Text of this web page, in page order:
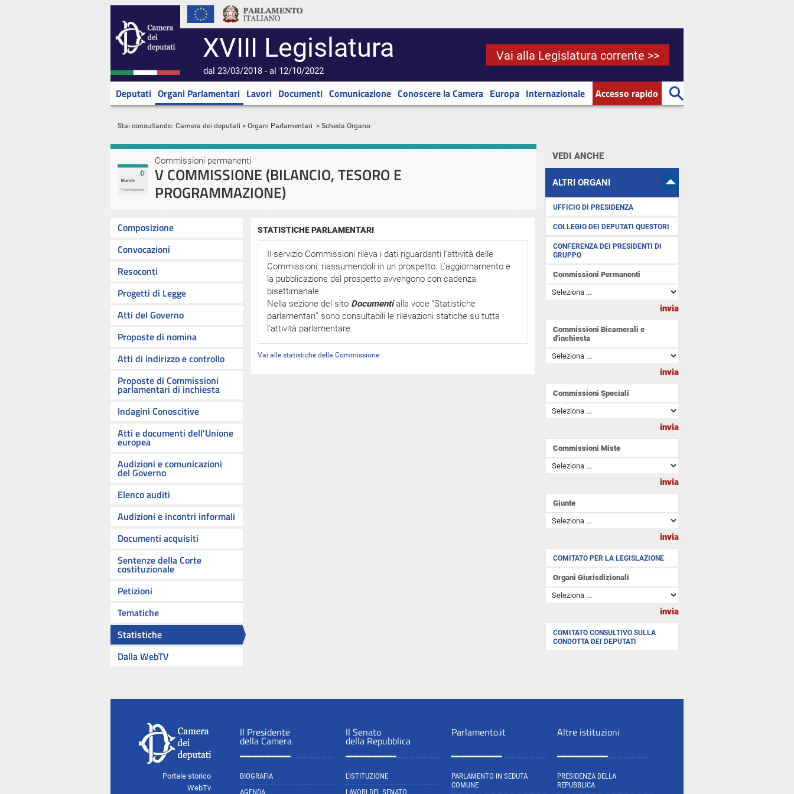
XVIII Legislatura
dal 23/03/2018 - al 12/10/2022
Vai alla Legislatura corrente >>
Deputati Organi Parlamentari Lavori Documenti Comunicazione Conoscere la Camera Europa Internazionale Accesso rapido
Stai consultando: Camera dei deputati > Organi Parlamentari > Scheda Organo
Commissioni permanenti
V COMMISSIONE (BILANCIO, TESORO E
PROGRAMMAZIONE)
Composizione
Convocazioni
Resoconti
Progetti di Legge
Atti del Governo
Proposte di nomina
Atti di indirizzo e controllo
Proposte di Commissioni
parlamentari di inchiesta
Indagini Conoscitive
Atti e documenti dell'Unione
europea
Audizioni e comunicazioni
del Governo
Elenco auditi
Audizioni e incontri informali
Documenti acquisiti
Sentenze della Corte
costituzionale
Petizioni
Tematiche
Statistiche
Dalla WebTV
STATISTICHE PARLAMENTARI
Il servizio Commissioni rileva i dati riguardanti l’attività delle
Commissioni, riassumendoli in un prospetto. L'aggiornamento e
la pubblicazione del prospetto avvengono con cadenza
bisettimanale.
Nella sezione del sito Documentialla voce “Statistiche
parlamentari” sono consultabili le rilevazioni statiche su tutta
l’attività parlamentare.
Vai alle statistiche della Commissione
VEDI ANCHE
ALTRI ORGANI
UFFICIO DI PRESIDENZA
COLLEGIO DEI DEPUTATI QUESTORI
CONFERENZA DEI PRESIDENTI DI
GRUPPO
Commissioni Permanenti
Commissioni Bicamerali e
d'inchiesta
Commissioni Speciali
Commissioni Miste
Giunte
COMITATO PER LA LEGISLAZIONE
Organi Giurisdizionali
COMITATO CONSULTIVO SULLA
CONDOTTA DEI DEPUTATI
Portale storico
WebTv
Il Presidente
della Camera
BIOGRAFIA
AGENDA
Il Senato
della Repubblica
L'ISTITUZIONE
LAVORI DEL SENATO
Parlamento.it
PARLAMENTO IN SEDUTA
COMUNE
Altre istituzioni
PRESIDENZA DELLA
REPUBBLICA